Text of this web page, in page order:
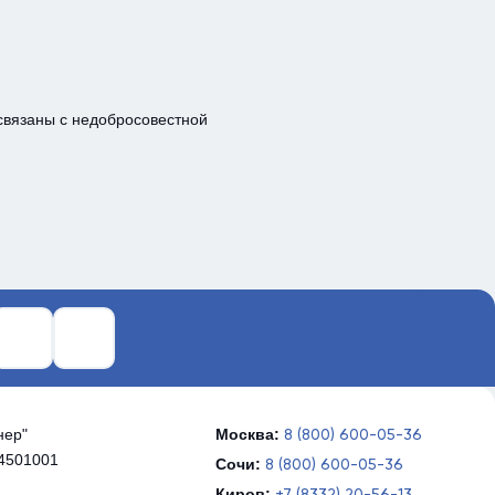
с недобросовестной
на what's up
Ссылка на ВКонтакте
Москва: 8 (800) 600-05-36
Сочи: 8 (800) 600-05-36